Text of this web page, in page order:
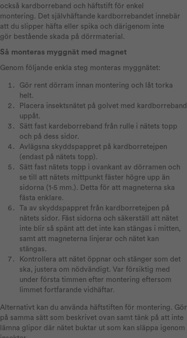
också kardborreband och häftstift för enkel
montering. Det självhäftande kardborrebandet innebär
att du slipper häfta eller spika och därigenom inte
gör bestående skada på dörrmaterial.
Så monteras myggnät med magnet
Genom följande enkla steg monteras myggnätet:
Gör rent dörram innan montering och låt torka
helt.
Placera insektsnätet på golvet med kardborreband
uppåt.
Sätt fast kardeborreband från rulle i nätets topp
och på dess sidor.
Avlägsna skyddspappret på kardborretejpen
(endast på nätets topp).
Sätt fast nätets topp i ovankant av dörramen och
se till att nätets mittpunkt fäster högre upp än
sidorna (1-5 mm.). Detta för att magneterna ska
fästa enklare.
Ta av skyddspappret från kardborretejpen på
nätets sidor. Fäst sidorna och säkerställ att nätet
inte blir så spänt att det inte kan stängas i mitten,
samt att magneterna linjerar och nätet kan
stängas.
Kontrollera att nätet öppnar och stänger som det
ska, justera om nödvändigt. Var försiktig med
under första timmen efter montering eftersom
limmet fortfarande vidhäftar.
Alternativt kan du använda häftstiften för montering. Gör
på samma sätt som beskrivet ovan samt tänk på att inte
lämna glipor där nätet buktar ut som kan släppa igenom